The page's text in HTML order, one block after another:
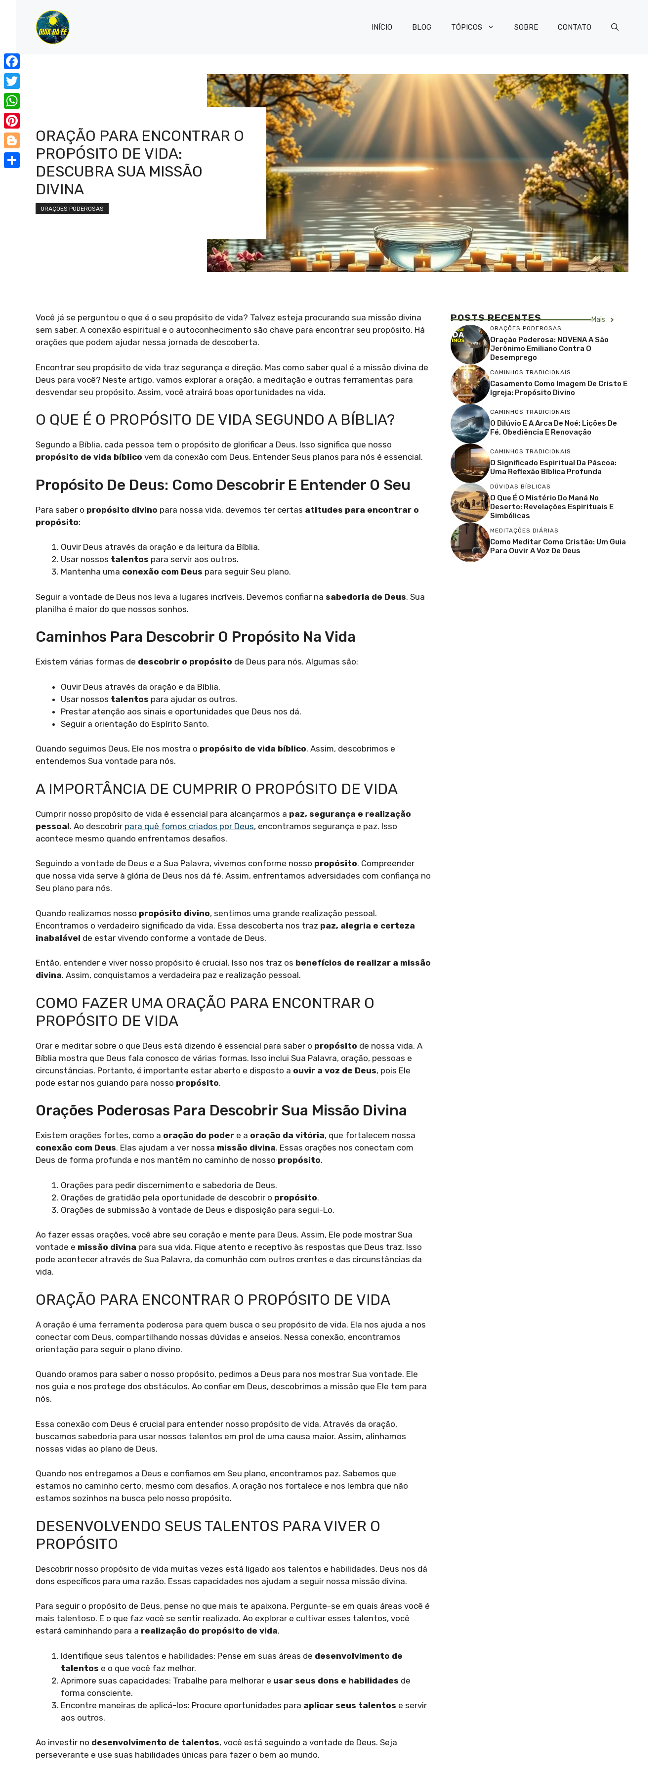
INÍCIO BLOG TÓPICOS SOBRE CONTATO
ORAÇÃO PARA ENCONTRAR O
PROPÓSITO DE VIDA:
DESCUBRA SUA MISSÃO
DIVINA
ORAÇÕES PODEROSAS
Você já se perguntou o que é o seu propósito de vida? Talvez esteja procurando sua missão divina
sem saber. A conexão espiritual e o autoconhecimento são chave para encontrar seu propósito. Há
orações que podem ajudar nessa jornada de descoberta.
Encontrar seu propósito de vida traz segurança e direção. Mas como saber qual é a missão divina de
Deus para você? Neste artigo, vamos explorar a oração, a meditação e outras ferramentas para
desvendar seu propósito. Assim, você atrairá boas oportunidades na vida.
O QUE É O PROPÓSITO DE VIDA SEGUNDO A BÍBLIA?
Segundo a Bíblia, cada pessoa tem o propósito de glorificar a Deus. Isso significa que nosso
propósito de vida bíblico vem da conexão com Deus. Entender Seus planos para nós é essencial.
Propósito De Deus: Como Descobrir E Entender O Seu
Para saber o propósito divino para nossa vida, devemos ter certas atitudes para encontrar o
propósito:
Ouvir Deus através da oração e da leitura da Bíblia.
Usar nossos talentos para servir aos outros.
Mantenha uma conexão com Deus para seguir Seu plano.
Seguir a vontade de Deus nos leva a lugares incríveis. Devemos confiar na sabedoria de Deus. Sua
planilha é maior do que nossos sonhos.
Caminhos Para Descobrir O Propósito Na Vida
Existem várias formas de descobrir o propósito de Deus para nós. Algumas são:
Ouvir Deus através da oração e da Bíblia.
Usar nossos talentos para ajudar os outros.
Prestar atenção aos sinais e oportunidades que Deus nos dá.
Seguir a orientação do Espírito Santo.
Quando seguimos Deus, Ele nos mostra o propósito de vida bíblico. Assim, descobrimos e
entendemos Sua vontade para nós.
A IMPORTÂNCIA DE CUMPRIR O PROPÓSITO DE VIDA
Cumprir nosso propósito de vida é essencial para alcançarmos a paz, segurança e realização
pessoal. Ao descobrir para quê fomos criados por Deus, encontramos segurança e paz. Isso
acontece mesmo quando enfrentamos desafios.
Seguindo a vontade de Deus e a Sua Palavra, vivemos conforme nosso propósito. Compreender
que nossa vida serve à glória de Deus nos dá fé. Assim, enfrentamos adversidades com confiança no
Seu plano para nós.
Quando realizamos nosso propósito divino, sentimos uma grande realização pessoal.
Encontramos o verdadeiro significado da vida. Essa descoberta nos traz paz, alegria e certeza
inabalável de estar vivendo conforme a vontade de Deus.
Então, entender e viver nosso propósito é crucial. Isso nos traz os benefícios de realizar a missão
divina. Assim, conquistamos a verdadeira paz e realização pessoal.
COMO FAZER UMA ORAÇÃO PARA ENCONTRAR O
PROPÓSITO DE VIDA
Orar e meditar sobre o que Deus está dizendo é essencial para saber o propósito de nossa vida. A
Bíblia mostra que Deus fala conosco de várias formas. Isso inclui Sua Palavra, oração, pessoas e
circunstâncias. Portanto, é importante estar aberto e disposto a ouvir a voz de Deus, pois Ele
pode estar nos guiando para nosso propósito.
Orações Poderosas Para Descobrir Sua Missão Divina
Existem orações fortes, como a oração do poder e a oração da vitória, que fortalecem nossa
conexão com Deus. Elas ajudam a ver nossa missão divina. Essas orações nos conectam com
Deus de forma profunda e nos mantêm no caminho de nosso propósito.
Orações para pedir discernimento e sabedoria de Deus.
Orações de gratidão pela oportunidade de descobrir o propósito.
Orações de submissão à vontade de Deus e disposição para segui-Lo.
Ao fazer essas orações, você abre seu coração e mente para Deus. Assim, Ele pode mostrar Sua
vontade e missão divina para sua vida. Fique atento e receptivo às respostas que Deus traz. Isso
pode acontecer através de Sua Palavra, da comunhão com outros crentes e das circunstâncias da
vida.
ORAÇÃO PARA ENCONTRAR O PROPÓSITO DE VIDA
A oração é uma ferramenta poderosa para quem busca o seu propósito de vida. Ela nos ajuda a nos
conectar com Deus, compartilhando nossas dúvidas e anseios. Nessa conexão, encontramos
orientação para seguir o plano divino.
Quando oramos para saber o nosso propósito, pedimos a Deus para nos mostrar Sua vontade. Ele
nos guia e nos protege dos obstáculos. Ao confiar em Deus, descobrimos a missão que Ele tem para
nós.
Essa conexão com Deus é crucial para entender nosso propósito de vida. Através da oração,
buscamos sabedoria para usar nossos talentos em prol de uma causa maior. Assim, alinhamos
nossas vidas ao plano de Deus.
Quando nos entregamos a Deus e confiamos em Seu plano, encontramos paz. Sabemos que
estamos no caminho certo, mesmo com desafios. A oração nos fortalece e nos lembra que não
estamos sozinhos na busca pelo nosso propósito.
DESENVOLVENDO SEUS TALENTOS PARA VIVER O
PROPÓSITO
Descobrir nosso propósito de vida muitas vezes está ligado aos talentos e habilidades. Deus nos dá
dons específicos para uma razão. Essas capacidades nos ajudam a seguir nossa missão divina.
Para seguir o propósito de Deus, pense no que mais te apaixona. Pergunte-se em quais áreas você é
mais talentoso. E o que faz você se sentir realizado. Ao explorar e cultivar esses talentos, você
estará caminhando para a realização do propósito de vida.
Identifique seus talentos e habilidades: Pense em suas áreas de desenvolvimento de
talentos e o que você faz melhor.
Aprimore suas capacidades: Trabalhe para melhorar e usar seus dons e habilidades de
forma consciente.
Encontre maneiras de aplicá-los: Procure oportunidades para aplicar seus talentos e servir
aos outros.
Ao investir no desenvolvimento de talentos, você está seguindo a vontade de Deus. Seja
perseverante e use suas habilidades únicas para fazer o bem ao mundo.
POSTS RECENTES Mais
ORAÇÕES PODEROSAS
Oração Poderosa: NOVENA A São
Jerônimo Emiliano Contra O
Desemprego
CAMINHOS TRADICIONAIS
Casamento Como Imagem De Cristo E
Igreja: Propósito Divino
CAMINHOS TRADICIONAIS
O Dilúvio E A Arca De Noé: Lições De
Fé, Obediência E Renovação
CAMINHOS TRADICIONAIS
O Significado Espiritual Da Páscoa:
Uma Reflexão Bíblica Profunda
DÚVIDAS BÍBLICAS
O Que É O Mistério Do Maná No
Deserto: Revelações Espirituais E
Simbólicas
MEDITAÇÕES DIÁRIAS
Como Meditar Como Cristão: Um Guia
Para Ouvir A Voz De Deus
Facebook
Twitter
WhatsApp
Pinterest
Blogger